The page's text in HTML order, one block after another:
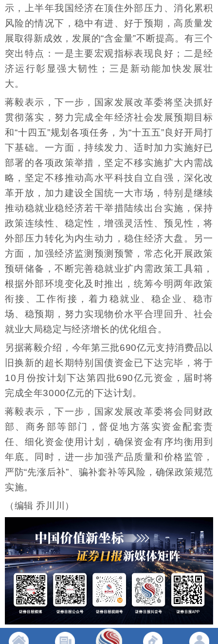
示，上半年我国经济在顶住外部压力、消化累积
风险的情况下，稳中有进、好于预期，高质量发
展取得新成效，发展的“含金量”不断提高。有三个
突出特点：一是主要宏观指标表现良好；二是经
济运行彰显强大韧性；三是新动能加快发展壮
大。
蒋毅表示，下一步，国家发展改革委将坚决抓好
贯彻落实，努力完成全年经济社会发展预期目标
和“十四五”规划各项任务，为“十五五”良好开局打
下基础。一方面，持续发力、适时加力实施好已
部署的各项政策举措，坚定不移实施扩大内需战
略，坚定不移推动高水平科技自立自强，深化改
革开放，加力建设全国统一大市场，特别是继续
推动稳就业稳经济若干举措陆续出台实施，保持
政策连续性、稳定性，增强灵活性、预见性，将
外部压力转化为内生动力，稳住经济大盘。另一
方面，加强经济监测预测预警，常态化开展政策
预研储备，不断完善稳就业扩内需政策工具箱，
根据外部环境变化及时推出，统筹今明两年政策
衔接、工作衔接，着力稳就业、稳企业、稳市
场、稳预期，努力实现物价水平合理回升、社会
就业大局稳定与经济增长的优化组合。
另据蒋毅介绍，今年第三批690亿元支持消费品以
旧换新的超长期特别国债资金已下达完毕，将于
10月份按计划下达第四批690亿元资金，届时将
完成全年3000亿元的下达计划。
蒋毅表示，下一步，国家发展改革委将会同财政
部、商务部等部门，督促地方落实资金配套责
任、细化资金使用计划，确保资金有序均衡用到
年底。同时，进一步加强产品质量和价格监管，
严防“先涨后补”、骗补套补等风险，确保政策规范
实施。
（编辑 乔川川）